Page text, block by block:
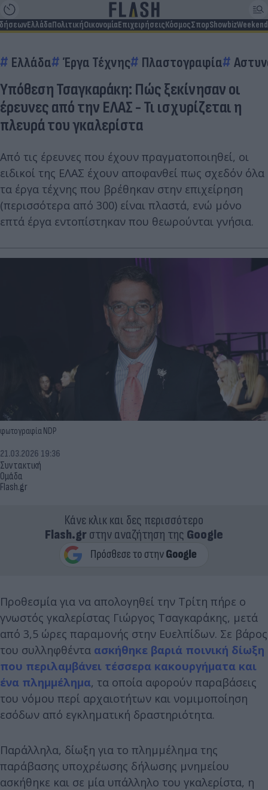
ΕλλάδαΠολιτικήΟικονομίαΕπιχειρήσειςΚόσμοςΣπορShowbizWeekend
Ελλάδα Έργα Τέχνης Πλαστογραφία
Υπόθεση Τσαγκαράκη: Πώς ξεκίνησαν οι
έρευνες από την ΕΛΑΣ - Τι ισχυρίζεται η
πλευρά του γκαλερίστα
Από τις έρευνες που έχουν πραγματοποιηθεί, οι
ειδικοί της ΕΛΑΣ έχουν αποφανθεί πως σχεδόν όλα
τα έργα τέχνης που βρέθηκαν στην επιχείρηση
(περισσότερα από 300) είναι πλαστά, ενώ μόνο
επτά έργα εντοπίστηκαν που θεωρούνται γνήσια.
φωτογραφία NDP
Συντακτική
Ομάδα
Flash.gr
21.03.2026 19:36
Κάνε κλικ και δες περισσότερο
Flash.grστην αναζήτηση της Google
Προθεσμία για να απολογηθεί την Τρίτη πήρε ο
γνωστός γκαλερίστας Γιώργος Τσαγκαράκης, μετά
από 3,5 ώρες παραμονής στην Ευελπίδων. Σε βάρος
του συλληφθέντα ασκήθηκε βαριά ποινική δίωξη
που περιλαμβάνει τέσσερα κακουργήματα και
ένα πλημμέλημα, τα οποία αφορούν παραβάσεις
του νόμου περί αρχαιοτήτων και νομιμοποίηση
εσόδων από εγκληματική δραστηριότητα.
Παράλληλα, δίωξη για το πλημμέλημα της
παράβασης υποχρέωσης δήλωσης μνημείου
ασκήθηκε και σε μία υπάλληλο του γκαλερίστα, η